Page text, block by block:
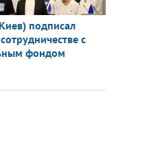
подписал
с
фондом